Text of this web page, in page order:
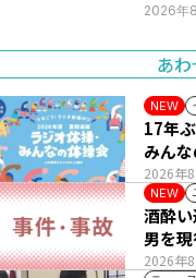
2026年
あ
NEW
2026年
17年
みん
NEW
2026年
酒酔
男を